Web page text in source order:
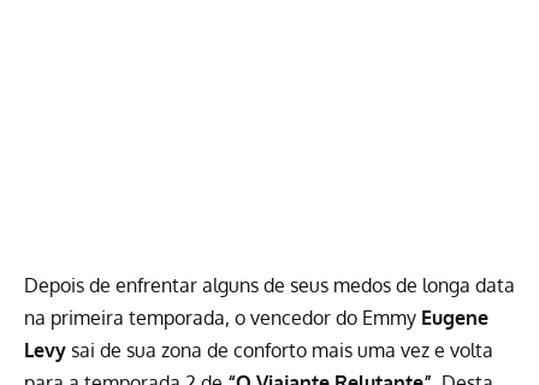
Depois de enfrentar alguns de seus medos de longa data
na primeira temporada, o vencedor do Emmy Eugene
Levy sai de sua zona de conforto mais uma vez e volta